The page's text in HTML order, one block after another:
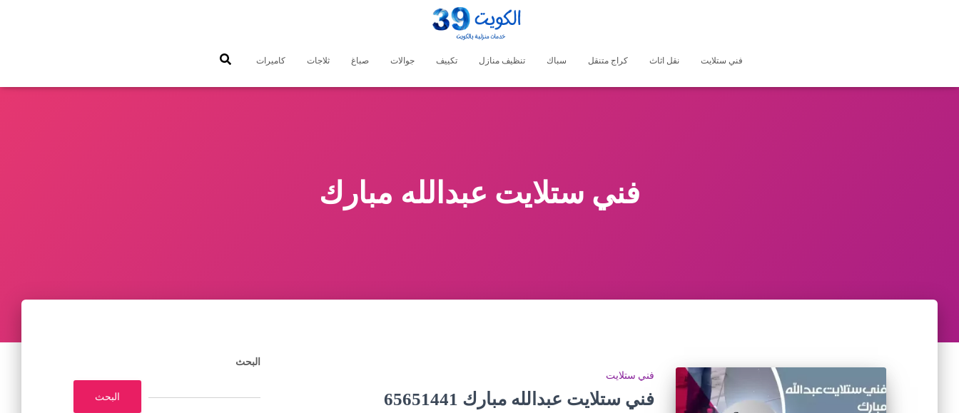
فني ستلايت نقل اثاث كراج متنقل سباك تنظيف منازل تكييف جوالات صباغ ثلاجات كاميرات
فني ستلايت عبدالله مبارك
فني ستلايت
فني ستلايت عبدالله مبارك 65651441
البحث
البحث